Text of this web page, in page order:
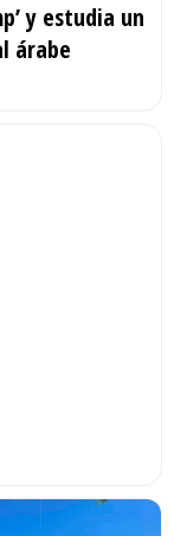
y estudia un
árabe